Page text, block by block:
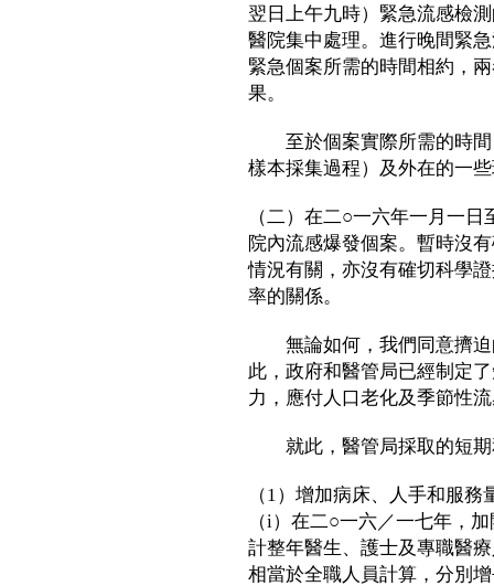
翌日上午九時）緊急流感檢
醫院集中處理。進行晚間緊
緊急個案所需的時間相約，
果。
至於個案實際所需的時間
樣本採集過程）及外在的一
（二）在二○一六年一月一
院內流感爆發個案。暫時沒
情況有關，亦沒有確切科學
率的關係。
無論如何，我們同意擠迫
此，政府和醫管局已經制定
力，應付人口老化及季節性
就此，醫管局採取的短期
（1）增加病床、人手和服務
（i）在二○一六／一七年，
計整年醫生、護士及專職醫
相當於全職人員計算，分別